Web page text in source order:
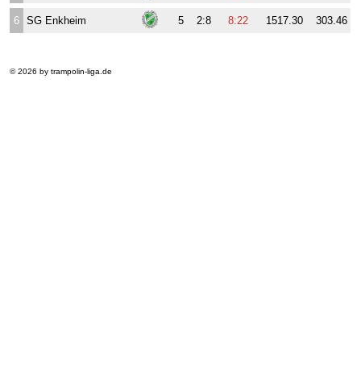
6 SG Enkheim 5 2:8 8:22 1517.30 303.46
© 2026 by trampolin-liga.de